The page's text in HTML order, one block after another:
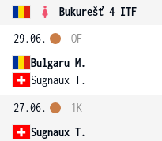
Bukurešť 4 ITF
29.06.
Bulgaru M.
Sugnaux T.
OF
27.06.
Sugnaux T.
1K